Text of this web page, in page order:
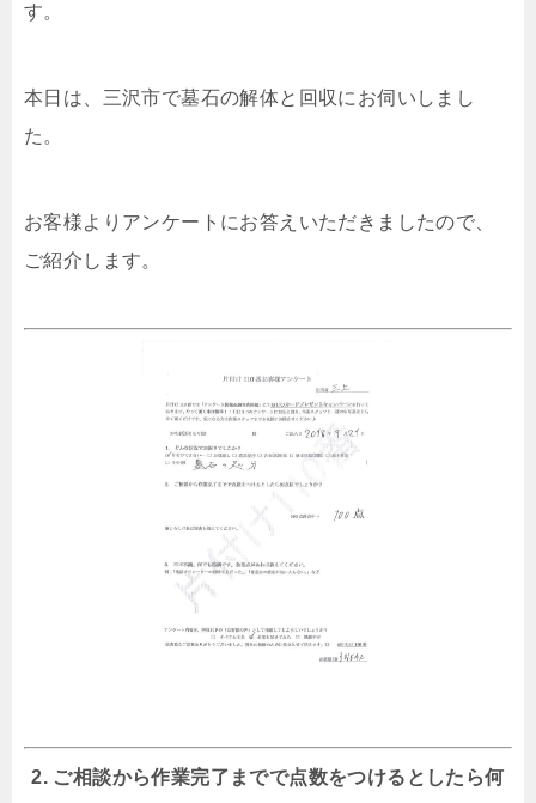
す。
本日は、三沢市で墓石の解体と回収にお伺いしまし
た。
お客様よりアンケートにお答えいただきましたので、
ご紹介します。
2. ご相談から作業完了までで点数をつけるとしたら何